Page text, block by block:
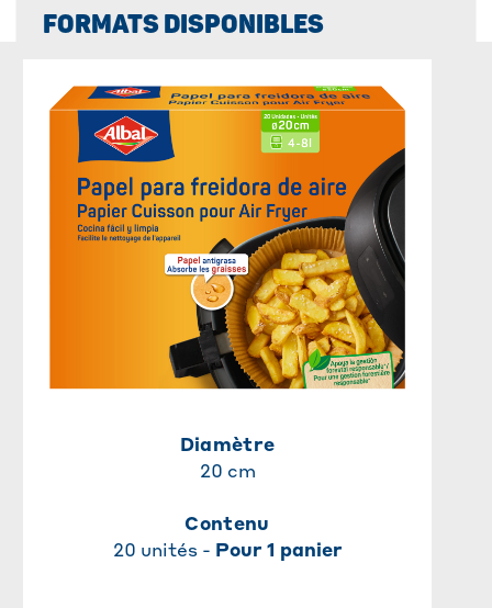
FORMATS DISPONIBLES
Diamètre
20 cm
Contenu
20 unités - Pour 1 panier